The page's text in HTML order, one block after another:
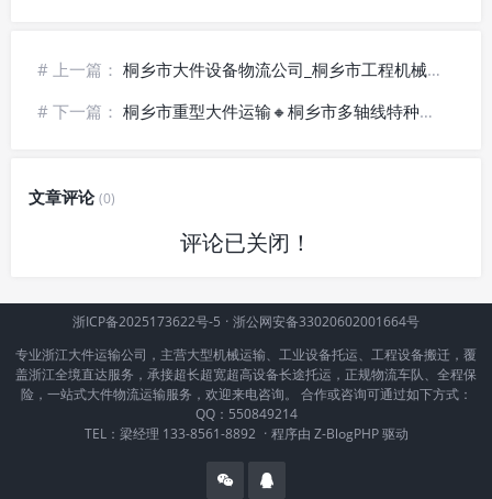
# 上一篇： 桐乡市大件设备物流公司_桐乡市工程机械设备运输_桐乡市超限大件货物运输
# 下一篇： 桐乡市重型大件运输🔸桐乡市多轴线特种车辆货运服务
文章评论(0)
评论已关闭！
浙ICP备2025173622号-5 · 浙公网安备33020602001664号
专业浙江大件运输公司，主营大型机械运输、工业设备托运、工程设备搬迁，覆
盖浙江全境直达服务，承接超长超宽超高设备长途托运，正规物流车队、全程保
险，一站式大件物流运输服务，欢迎来电咨询。 合作或咨询可通过如下方式：
QQ：550849214
TEL：梁经理 133-8561-8892 · 程序由 Z-BlogPHP驱动